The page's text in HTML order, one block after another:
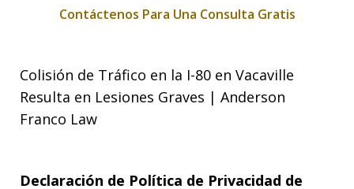
Contáctenos Para Una Consulta Gratis
Colisión de Tráfico en la I-80 en Vacaville
Resulta en Lesiones Graves | Anderson
Franco Law
Declaración de Política de Privacidad de